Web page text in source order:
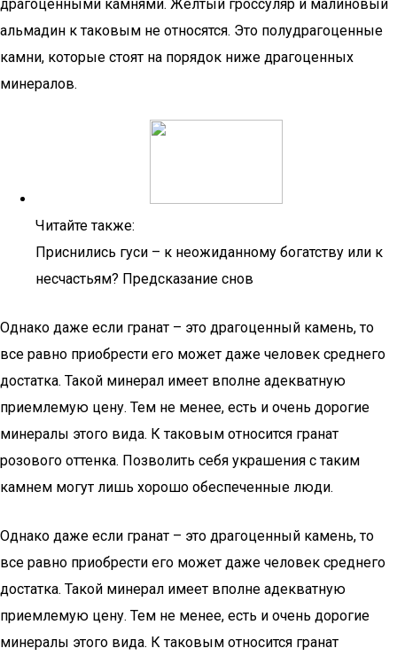
драгоценными камнями. Желтый гроссуляр и малиновый
альмадин к таковым не относятся. Это полудрагоценные
камни, которые стоят на порядок ниже драгоценных
минералов.
Читайте также:
Приснились гуси – к неожиданному богатству или к
несчастьям? Предсказание снов
Однако даже если гранат – это драгоценный камень, то
все равно приобрести его может даже человек среднего
достатка. Такой минерал имеет вполне адекватную
приемлемую цену. Тем не менее, есть и очень дорогие
минералы этого вида. К таковым относится гранат
розового оттенка. Позволить себя украшения с таким
камнем могут лишь хорошо обеспеченные люди.
Однако даже если гранат – это драгоценный камень, то
все равно приобрести его может даже человек среднего
достатка. Такой минерал имеет вполне адекватную
приемлемую цену. Тем не менее, есть и очень дорогие
минералы этого вида. К таковым относится гранат